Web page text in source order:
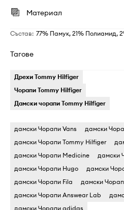
Материал
Състав: 77% Памук, 21% Полиамид,
Тагове
Дрехи Tommy Hilfiger
Чорапи Tommy Hilfiger
Дамски чорапи Tommy Hilfiger
дамски Чорапи Vans
дамски
дамски Чорапи Tommy Hilfiger
дамски Чорапи Medicine
дамски
дамски Чорапи Hugo
дамски
дамски Чорапи Fila
дамски
дамски Чорапи Answear Lab
дамски Чорапи adidas